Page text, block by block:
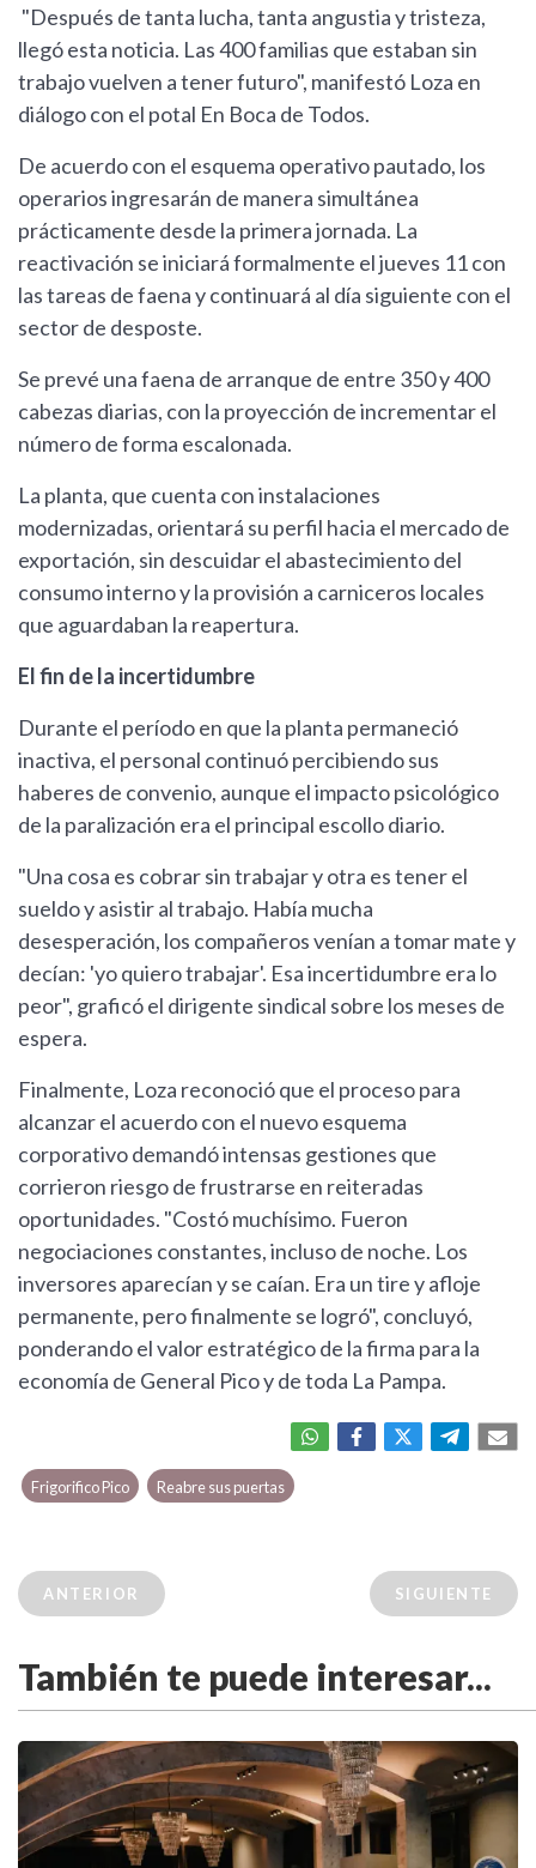
"Después de tanta lucha, tanta angustia y tristeza,
llegó esta noticia. Las 400 familias que estaban sin
trabajo vuelven a tener futuro", manifestó Loza en
diálogo con el potal En Boca de Todos.
De acuerdo con el esquema operativo pautado, los
operarios ingresarán de manera simultánea
prácticamente desde la primera jornada. La
reactivación se iniciará formalmente el jueves 11 con
las tareas de faena y continuará al día siguiente con el
sector de desposte.
Se prevé una faena de arranque de entre 350 y 400
cabezas diarias, con la proyección de incrementar el
número de forma escalonada.
La planta, que cuenta con instalaciones
modernizadas, orientará su perfil hacia el mercado de
exportación, sin descuidar el abastecimiento del
consumo interno y la provisión a carniceros locales
que aguardaban la reapertura.
El fin de la incertidumbre
Durante el período en que la planta permaneció
inactiva, el personal continuó percibiendo sus
haberes de convenio, aunque el impacto psicológico
de la paralización era el principal escollo diario.
"Una cosa es cobrar sin trabajar y otra es tener el
sueldo y asistir al trabajo. Había mucha
desesperación, los compañeros venían a tomar mate y
decían: 'yo quiero trabajar'. Esa incertidumbre era lo
peor", graficó el dirigente sindical sobre los meses de
espera.
Finalmente, Loza reconoció que el proceso para
alcanzar el acuerdo con el nuevo esquema
corporativo demandó intensas gestiones que
corrieron riesgo de frustrarse en reiteradas
oportunidades. "Costó muchísimo. Fueron
negociaciones constantes, incluso de noche. Los
inversores aparecían y se caían. Era un tire y afloje
permanente, pero finalmente se logró", concluyó,
ponderando el valor estratégico de la firma para la
economía de General Pico y de toda La Pampa.
Frigorifico Pico Reabre sus puertas
ANTERIOR SIGUIENTE
También te puede interesar...